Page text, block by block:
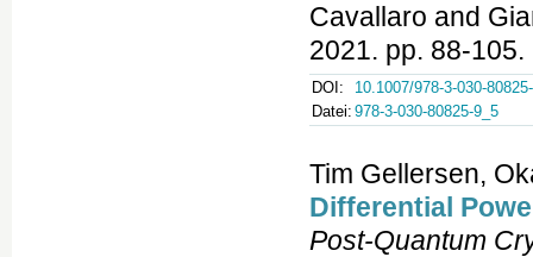
Cavallaro and
2021. pp. 88-105.
DOI:
10.1007/978-3-030-
Datei: 978-3-030-80825-9_5
Tim Gellersen,
Differential
Post-Quantum